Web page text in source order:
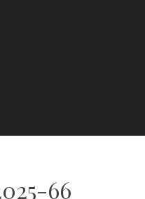
66